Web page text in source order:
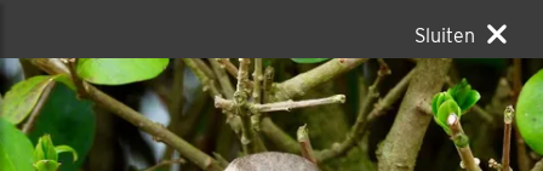
Sluiten